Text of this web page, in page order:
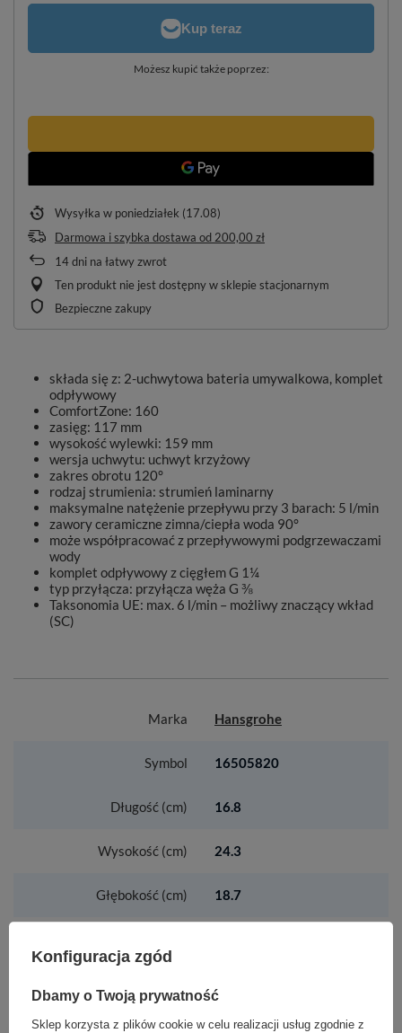
Możesz kupić także poprzez:
Wysyłka w poniedziałek (17.08)
Darmowa i szybka dostawa od 200,00 zł
14dni na łatwy zwrot
Ten produkt nie jest dostępny w sklepie stacjonarnym
Bezpieczne zakupy
składa się z: 2-uchwytowa bateria umywalkowa, komplet
odpływowy
ComfortZone: 160
zasięg: 117 mm
wysokość wylewki: 159 mm
wersja uchwytu: uchwyt krzyżowy
zakres obrotu 120°
rodzaj strumienia: strumień laminarny
maksymalne natężenie przepływu przy 3 barach: 5 l/min
zawory ceramiczne zimna/ciepła woda 90°
może współpracować z przepływowymi podgrzewaczami
wody
komplet odpływowy z cięgłem G 1¼
typ przyłącza: przyłącza węża G ⅜
Taksonomia UE: max. 6 l/min – możliwy znaczący wkład
(SC)
Marka Hansgrohe
Symbol 16505820
Długość (cm) 16.8
Wysokość (cm) 24.3
Głębokość (cm) 18.7
ZOBACZ RÓWNIEŻ
Konfiguracja zgód
Dbamy o Twoją prywatność
Sklep korzysta z plików cookie w celu realizacji usług zgodnie z